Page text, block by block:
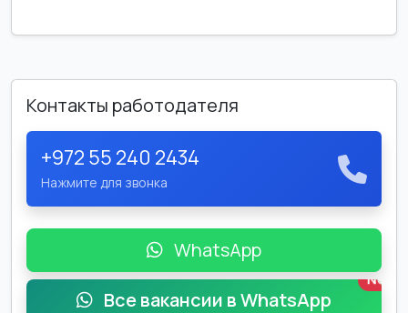
Контакты работодателя
+972 55 240 2434
Нажмите для звонка
WhatsApp
Все вакансии в WhatsApp
New